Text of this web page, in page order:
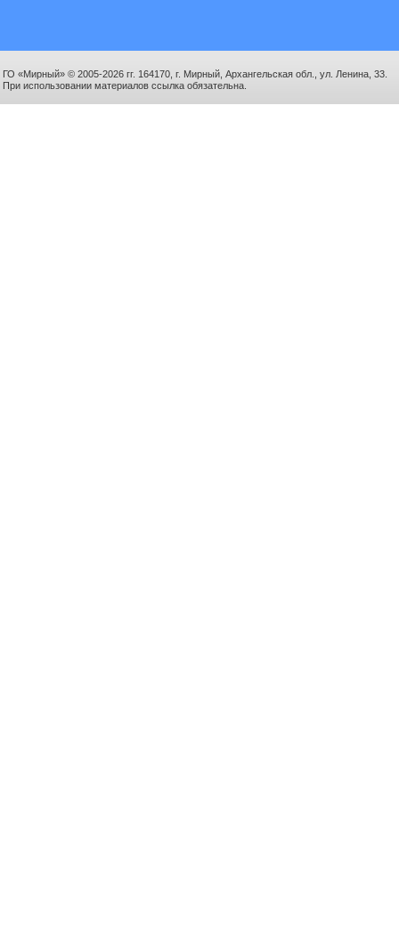
ГО «Мирный» © 2005-2026 гг. 164170, г. Мирный, Архангельская обл., ул. Ленина, 33.
При использовании материалов ссылка обязательна.